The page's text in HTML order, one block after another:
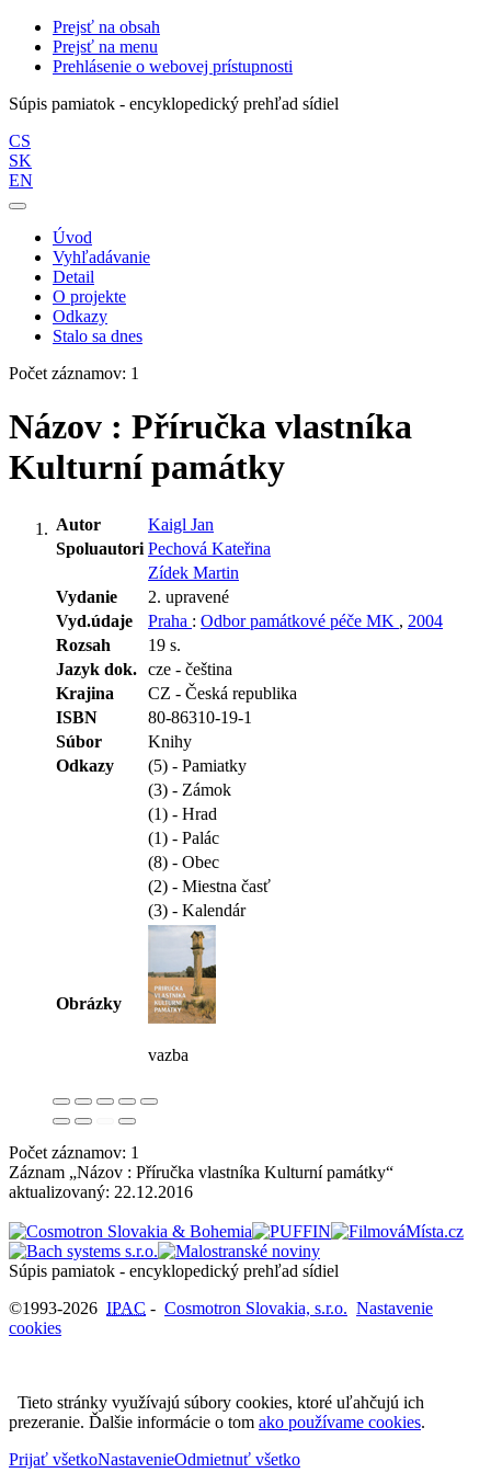
Prejsť na obsah
Prejsť na menu
Prehlásenie o webovej prístupnosti
Súpis pamiatok - encyklopedický prehľad sídiel
CS
SK
EN
Úvod
Vyhľadávanie
Detail
O projekte
Odkazy
Stalo sa dnes
Počet záznamov: 1
Názov : Příručka vlastníka
Kulturní památky
Autor
Kaigl Jan
Spoluautori Pechová Kateřina
Zídek Martin
Vydanie
2. upravené
Vyd.údaje
Praha : Odbor památkové péče MK , 2004
Rozsah
19 s.
Jazyk dok. cze - čeština
Krajina
CZ - Česká republika
ISBN
80-86310-19-1
Súbor
Knihy
Odkazy
(5) - Pamiatky
(3) - Zámok
(1) - Hrad
(1) - Palác
(8) - Obec
(2) - Miestna časť
(3) - Kalendár
Obrázky
vazba
Počet záznamov: 1
Záznam „Názov : Příručka vlastníka Kulturní památky“
aktualizovaný: 22.12.2016
Súpis pamiatok - encyklopedický prehľad sídiel
©1993-2026 IPAC - Cosmotron Slovakia, s.r.o. Nastavenie
cookies
Tieto stránky využívajú súbory cookies, ktoré uľahčujú ich
prezeranie. Ďalšie informácie o tom ako používame cookies.
Prijať všetkoNastavenieOdmietnuť všetko